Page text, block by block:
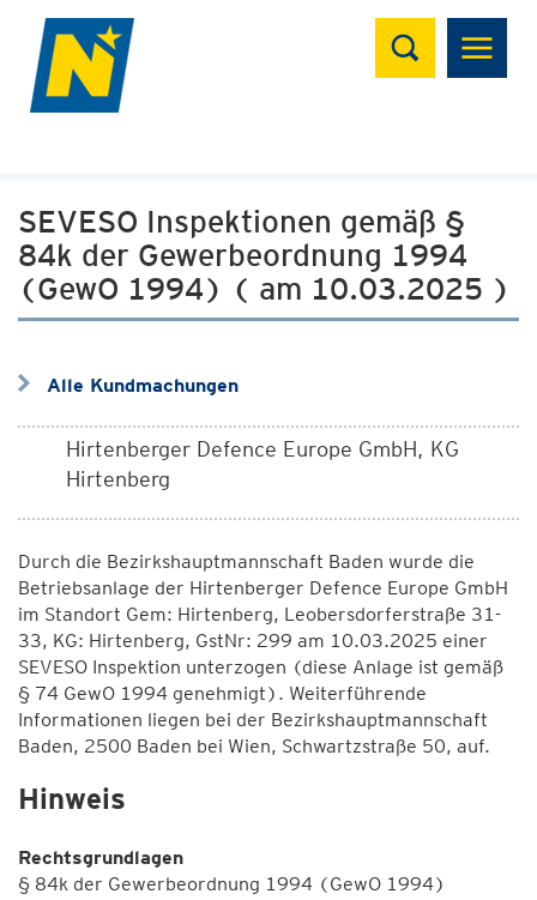
Suchen
SEVESO Inspektionen gemäß §
84k der Gewerbeordnung 1994
(GewO 1994) ( am 10.03.2025 )
Alle Kundmachungen
Hirtenberger Defence Europe GmbH, KG
Hirtenberg
Durch die Bezirkshauptmannschaft Baden wurde die
Betriebsanlage der Hirtenberger Defence Europe GmbH
im Standort Gem: Hirtenberg, Leobersdorferstraße 31-
33, KG: Hirtenberg, GstNr: 299 am 10.03.2025 einer
SEVESO Inspektion unterzogen (diese Anlage ist gemäß
§ 74 GewO 1994 genehmigt). Weiterführende
Informationen liegen bei der Bezirkshauptmannschaft
Baden, 2500 Baden bei Wien, Schwartzstraße 50, auf.
Hinweis
Rechtsgrundlagen
§ 84k der Gewerbeordnung 1994 (GewO 1994)